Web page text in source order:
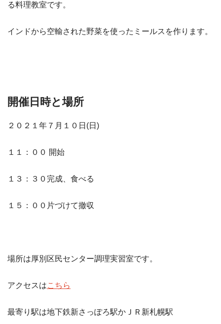
る料理教室です。
インドから空輸された野菜を使ったミールスを作ります。
開催日時と場所
２０２１年７月１０日(日)
１１：００ 開始
１３：３０完成、食べる
１５：００片づけて撤収
場所は厚別区民センター調理実習室です。
アクセスはこちら
最寄り駅は地下鉄新さっぽろ駅かＪＲ新札幌駅